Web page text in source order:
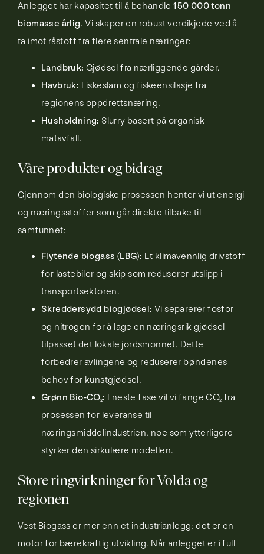
Anlegget har kapasitet til å behandle150 000 tonn
biomasse årlig. Vi skaper en robust verdikjede ved å
ta imot råstoff fra flere sentrale næringer:
Landbruk: Gjødsel fra nærliggende gårder.
Havbruk: Fiskeslam og fiskeensilasje fra
regionens oppdrettsnæring.
Husholdning: Slurry basert på organisk
matavfall.
Våre produkter og bidrag
Gjennom den biologiske prosessen henter vi ut energi
og næringsstoffer som går direkte tilbake til
samfunnet:
Flytende biogass (LBG): Et klimavennlig drivstoff
for lastebiler og skip som reduserer utslipp i
transportsektoren.
Skreddersydd biogjødsel: Vi separerer fosfor
og nitrogen for å lage en næringsrik gjødsel
tilpasset det lokale jordsmonnet. Dette
forbedrer avlingene og reduserer bøndenes
behov for kunstgjødsel.
Grønn Bio-CO₂: I neste fase vil vi fange CO₂ fra
prosessen for leveranse til
næringsmiddelindustrien, noe som ytterligere
styrker den sirkulære modellen.
Store ringvirkninger for Volda og
regionen
Vest Biogass er mer enn et industrianlegg; det er en
motor for bærekraftig utvikling. Når anlegget er i full